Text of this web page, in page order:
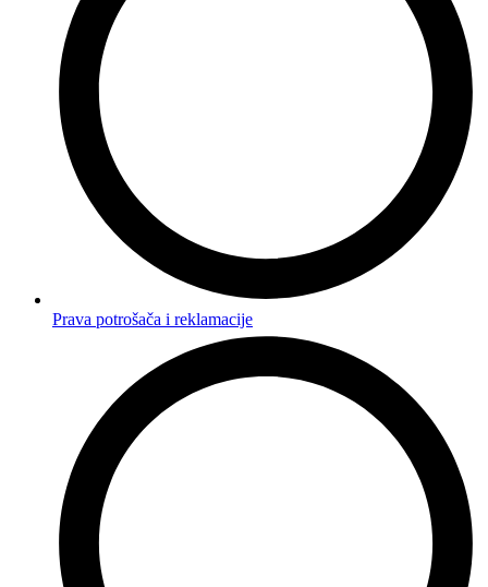
Prava potrošača i reklamacije